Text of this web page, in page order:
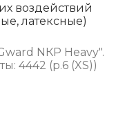
воздействий
латексные)
NКP Heavy".
4442 (р.6 (XS))